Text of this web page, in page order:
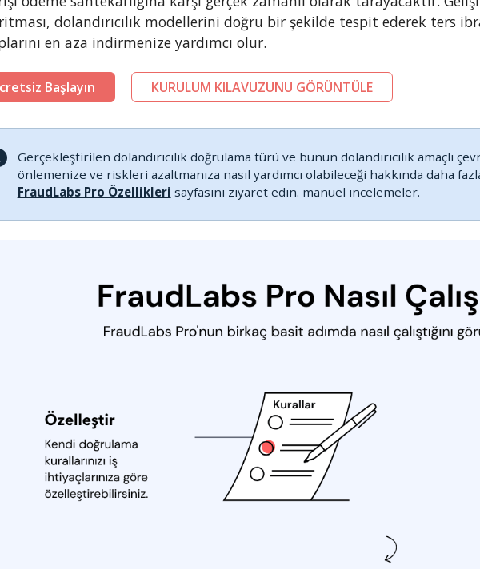
dolandırıcılık modellerini doğru bir şekilde tespit ederek ters
en aza indirmenize yardımcı olur.
Başlayın KURULUM KILAVUZUNU GÖRÜNTÜLE
Gerçekleştirilen dolandırıcılık doğrulama türü ve bunun dolandırıcılık amaçlı
önlemenize ve riskleri azaltmanıza nasıl yardımcı olabileceği hakkında daha
FraudLabs Pro Özellikleri sayfasını ziyaret edin. manuel incelemeler.